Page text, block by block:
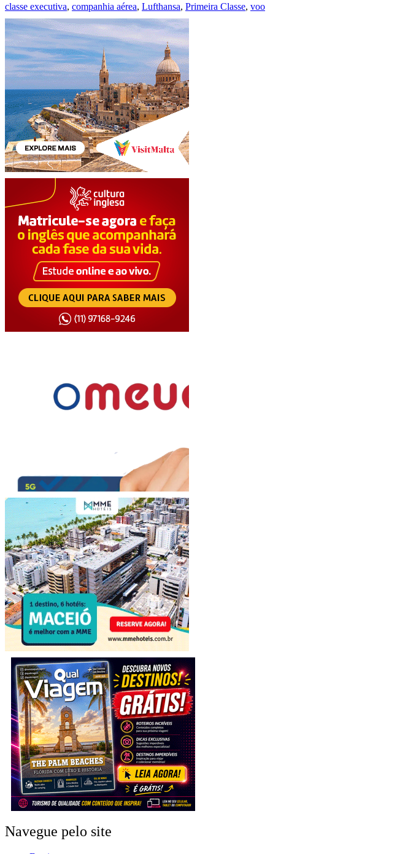
classe executiva, companhia aérea, Lufthansa, Primeira Classe, voo
Navegue pelo site